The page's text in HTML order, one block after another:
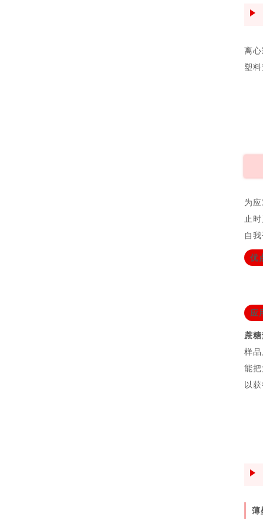
离
塑
为
止
自
优
应
蔗
样
能
以